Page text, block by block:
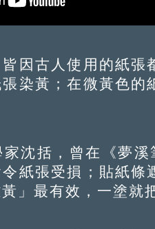
古人使用的紙張
染黃；在微黃色
括，曾在《夢溪
紙張受損；貼紙
」最有效，一塗就